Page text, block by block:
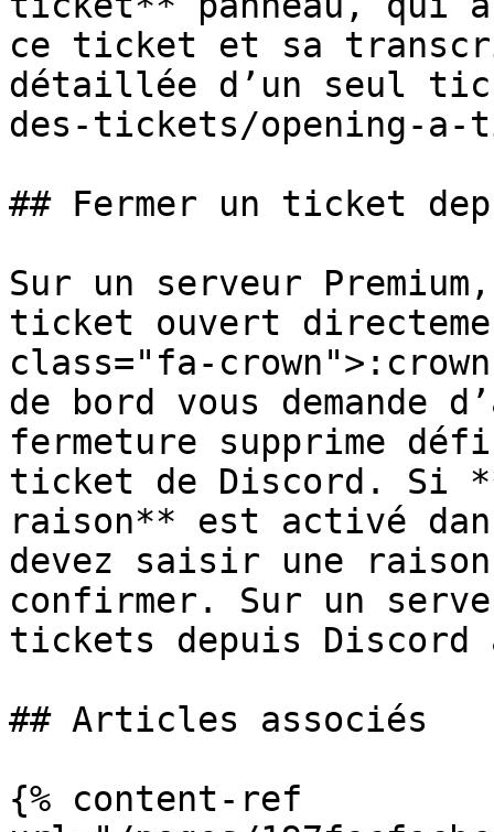
ce ticket et sa
détaillée d’un seul
des-tickets/opening-
## Fermer un ticket
Sur un serveur
ticket ouvert
class="fa-
de bord vous demande
fermeture supprime
ticket de Discord. Si
raison** est activé
devez saisir une
confirmer. Sur un
tickets depuis
## Articles associés
{% content-ref